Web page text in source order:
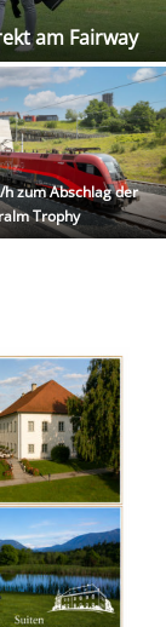
am Fairway
zum Abschlag der
Trophy